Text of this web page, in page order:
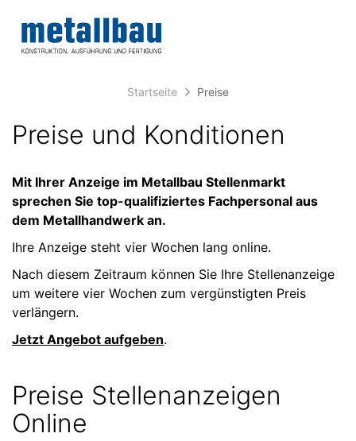
Modus
aktivieren
Endgerät
Startseite Preise
Preise und Konditionen
Mit Ihrer Anzeige im Metallbau Stellenmarkt
sprechen Sie top-qualifiziertes Fachpersonal aus
dem Metallhandwerk an.
Ihre Anzeige steht vier Wochen lang online.
Nach diesem Zeitraum können Sie Ihre Stellenanzeige
um weitere vier Wochen zum vergünstigten Preis
verlängern.
Jetzt Angebot aufgeben.
Preise Stellenanzeigen
Online